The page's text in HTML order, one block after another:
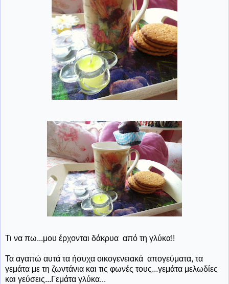
Τι να πω...μου έρχονται δάκρυα από τη γλύκα!!
Τα αγαπώ αυτά τα ήσυχα οικογενειακά απογεύματα, τα
γεμάτα με τη ζωντάνια και τις φωνές τους...γεμάτα μελωδίες
και γεύσεις...Γεμάτα γλύκα...